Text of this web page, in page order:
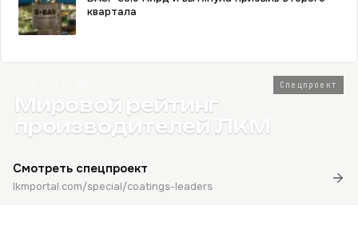
квартала
Спецпроект
Мировой рейтинг
производителей ЛКМ
Смотреть спецпроект
lkmportal.com/special/coatings-leaders